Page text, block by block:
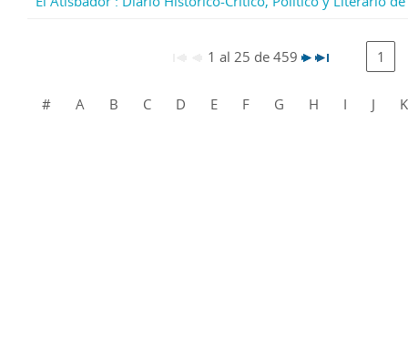
1 al 25 de 459 1
# A B C D E F G H I J K